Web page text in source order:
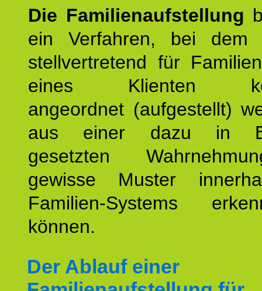
Die Familienaufstellung
ein Verfahren, bei dem
stellvertretend für
eines Klienten
angeordnet (aufgestellt)
aus einer dazu in
gesetzten
gewisse Muster
Familien-Systems
können.
Der Ablauf einer